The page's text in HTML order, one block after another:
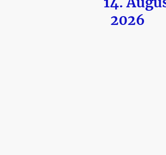
2026